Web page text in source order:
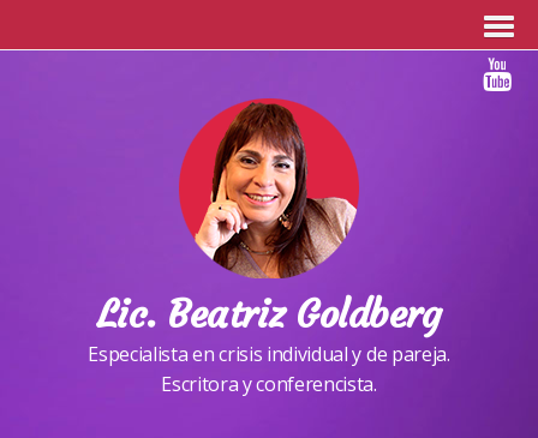
Lic. Beatriz Goldberg
Especialista en crisis individual y de pareja.
Escritora y conferencista.